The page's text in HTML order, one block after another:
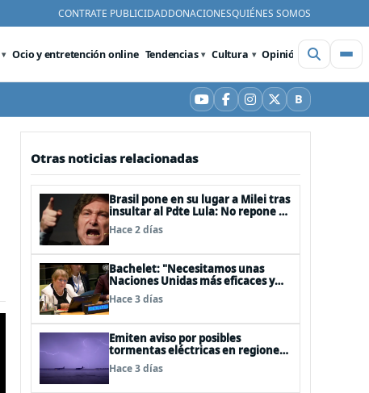
CONTRATE PUBLICIDADDONACIONESQUIÉNES SOMOS
Ocio y entretención online Tendencias Cultura Opinión Videos
YouTube
Facebook
Instagram
X BBluesky
Otras noticias relacionadas
Brasil pone en su lugar a Milei tras
insultar al Pdte Lula: No repone al
embajador en BBSS y rebaja la
relación bilateral
Hace 2 días
Bachelet: "Necesitamos unas
Naciones Unidas más eficaces y
cercanas a las personas"
Hace 3 días
Emiten aviso por posibles
tormentas eléctricas en regiones
de Los Lagos y Aysén
Hace 3 días